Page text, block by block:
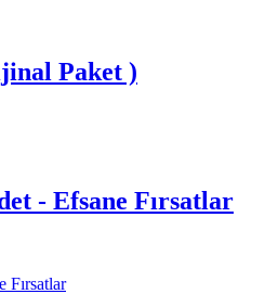
Paket )
- Efsane Fırsatlar